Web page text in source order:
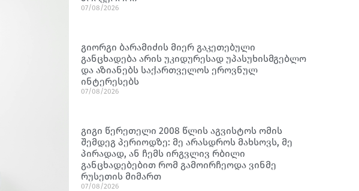
07/08/2026
გიორგი ბარამიძის მიერ გაკეთებული
განცხადება არის უკიდურესად უპასუხისმგებლო
და აზიანებს საქართველოს ეროვნულ
ინტერესებს
07/08/2026
გიგი წერეთელი 2008 წლის აგვისტოს ომის
შემდეგ პერიოდზე: მე არასდროს მახსოვს, მე
პირადად, ან ჩემს ირგვლივ რბილი
განცხადებებით რომ გამოირჩეოდა ვინმე
რუსეთის მიმართ
07/08/2026